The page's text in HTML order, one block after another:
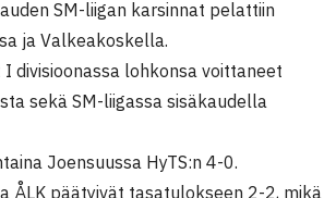
SM-liigan karsinnat pelattiin
ja Valkeakoskella.
divisioonassa lohkonsa voittaneet
sekä SM-liigassa sisäkaudella
Joensuussa HyTS:n 4-0.
ÅLK päätyivät tasatulokseen 2-2, mikä